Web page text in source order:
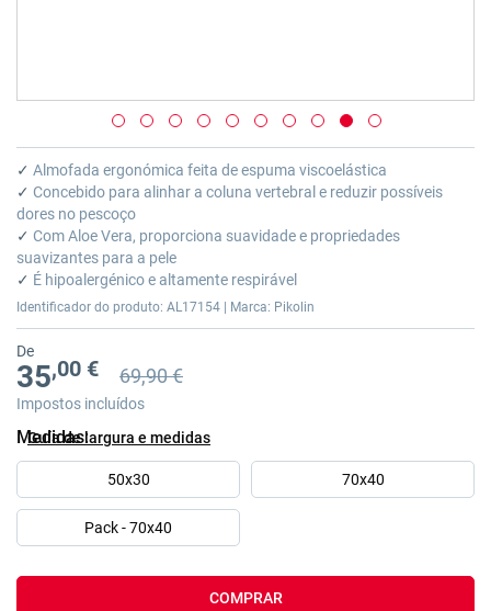
Saltar
para
o
início
da
Galeria
de
imagens
✓ Almofada ergonómica feita de espuma viscoelástica
✓ Concebido para alinhar a coluna vertebral e reduzir possíveis
dores no pescoço
✓ Com Aloe Vera, proporciona suavidade e propriedades
suavizantes para a pele
✓ É hipoalergénico e altamente respirável
Identificador do produto: AL17154 | Marca: Pikolin
De
35,00 € Preço anterior
Preço anterior 69,90 €
69,90 €
Impostos incluídos
Guía de largura e medidas
Medidas
50x30 70x40
Pack - 70x40
COMPRAR